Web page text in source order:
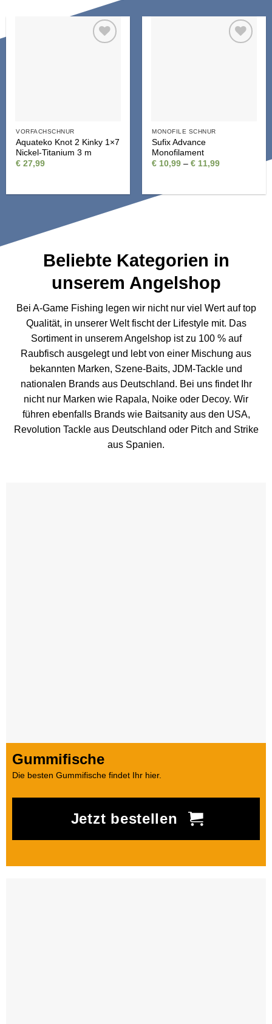
VORFACHSCHNUR
Aquateko Knot 2 Kinky 1×7
Nickel-Titanium 3 m
€ 27,99
MONOFILE SCHNUR
Sufix Advance
Monofilament
€ 10,99 –€ 11,99Preisspanne:
Beliebte Kategorien in
unserem Angelshop
Bei A-Game Fishing legen wir nicht nur viel Wert auf top
Qualität, in unserer Welt fischt der Lifestyle mit. Das
Sortiment in unserem Angelshop ist zu 100 % auf
Raubfisch ausgelegt und lebt von einer Mischung aus
bekannten Marken, Szene-Baits, JDM-Tackle und
nationalen Brands aus Deutschland. Bei uns findet Ihr
nicht nur Marken wie Rapala, Noike oder Decoy. Wir
führen ebenfalls Brands wie Baitsanity aus den USA,
Revolution Tackle aus Deutschland oder Pitch and Strike
aus Spanien.
Gummifische
Die besten Gummifische findet Ihr hier.
Jetzt bestellen